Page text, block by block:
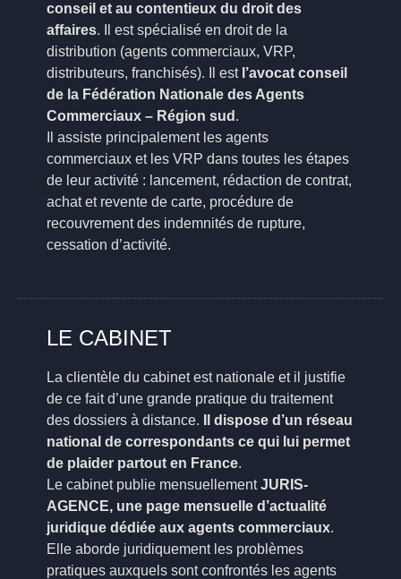
conseil et au contentieux du droit des
affaires. Il est spécialisé en droit de la
distribution (agents commerciaux, VRP,
distributeurs, franchisés). Il est l’avocat conseil
de la Fédération Nationale des Agents
Commerciaux – Région sud .
Il assiste principalement les agents
commerciaux et les VRP dans toutes les étapes
de leur activité : lancement, rédaction de contrat,
achat et revente de carte, procédure de
recouvrement des indemnités de rupture,
cessation d’activité.
LE CABINET
La clientèle du cabinet est nationale et il justifie
de ce fait d’une grande pratique du traitement
des dossiers à distance. Il dispose d’un réseau
national de correspondants ce qui lui permet
de plaider partout en France.
Le cabinet publie mensuellementJURIS-
AGENCE, une page mensuelle d’actualité
juridique dédiée aux agents commerciaux.
Elle aborde juridiquement les problèmes
pratiques auxquels sont confrontés les agents